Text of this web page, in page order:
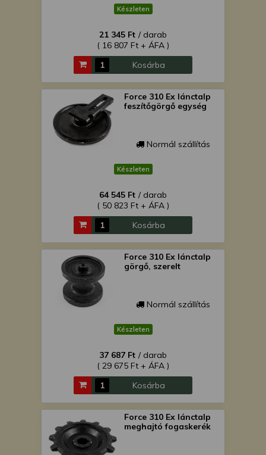
Készleten
21 345 Ft / darab
( 16 807 Ft + ÁFA )
Kosárba
Force 310 Ex lánctalp
feszítőgörgő egység
Normál szállítás
Készleten
64 545 Ft / darab
( 50 823 Ft + ÁFA )
Kosárba
Force 310 Ex lánctalp
görgő, szerelt
Normál szállítás
Készleten
37 687 Ft / darab
( 29 675 Ft + ÁFA )
Kosárba
Force 310 Ex lánctalp
meghajtó fogaskerék